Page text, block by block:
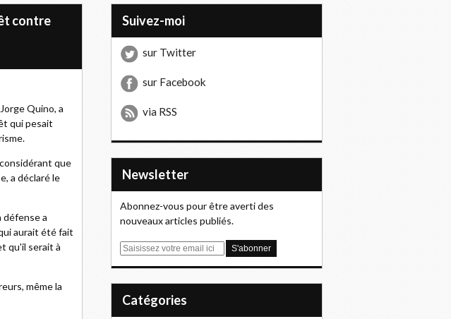
contre
Quino, a
qui pesait
que
a déclaré le
défense a
aurait été fait
qu'il serait à
même la
Suivez-moi
sur Twitter
sur Facebook
via RSS
Newsletter
Abonnez-vous pour être averti des
nouveaux articles publiés.
E
Catégories